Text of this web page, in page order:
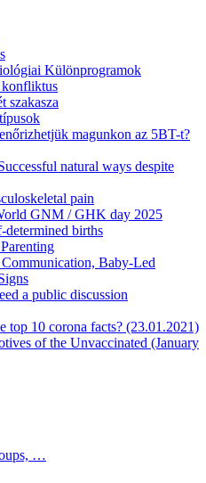
Különprogramok
konfliktus
szakasza
magunkon az 5BT-t?
natural ways despite
pain
GNM / GHK day 2025
determined births
Baby-Led
a public discussion
top 10 corona facts? (23.01.2021)
of the Unvaccinated (January
…